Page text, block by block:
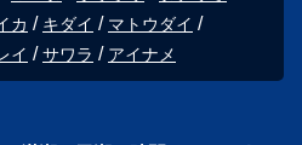
カ キダイ
マトウダイ
イ サワラ アイナメ